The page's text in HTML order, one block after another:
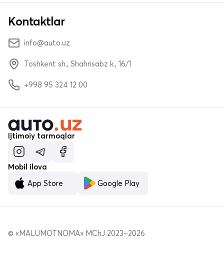
Kontaktlar
info@auto.uz
Toshkent sh., Shahrisabz k., 16/1
+998 95 324 12 00
Ijtimoiy tarmoqlar
Mobil ilova
App Store
Google Play
© «MALUMOTNOMA» MChJ 2023–2026